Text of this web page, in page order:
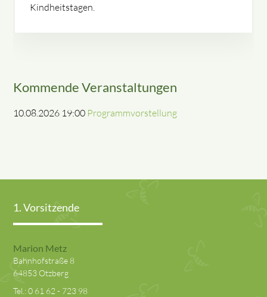
Kindheitstagen.
Kommende Veranstaltungen
10.08.2026 19:00 Programmvorstellung
1. Vorsitzende
Marion Metz
Bahnhofstraße 8
64853 Otzberg
Tel.:0 61 62 - 723 98